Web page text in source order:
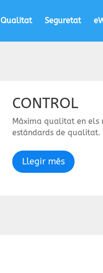
Qualitat Seguretat
CONTROL
Máxima qualitat en els
estándards de qualitat.
Llegir més